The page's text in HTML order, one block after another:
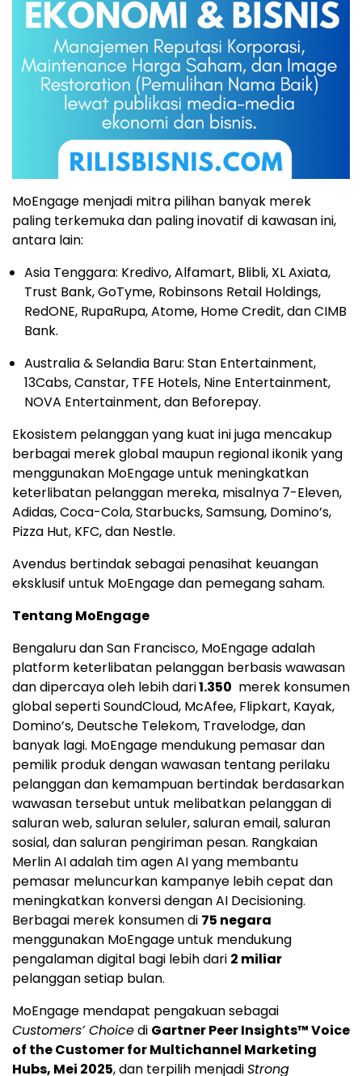
MoEngage menjadi mitra pilihan banyak merek
paling terkemuka dan paling inovatif di kawasan ini,
antara lain:
Asia Tenggara: Kredivo, Alfamart, Blibli, XL Axiata,
Trust Bank, GoTyme, Robinsons Retail Holdings,
RedONE, RupaRupa, Atome, Home Credit, dan CIMB
Bank.
Australia&Selandia Baru: Stan Entertainment,
13Cabs, Canstar, TFE Hotels, Nine Entertainment,
NOVA Entertainment, dan Beforepay.
Ekosistem pelanggan yang kuat ini juga mencakup
berbagai merek global maupun regional ikonik yang
menggunakan MoEngage untuk meningkatkan
keterlibatan pelanggan mereka, misalnya 7-Eleven,
Adidas, Coca-Cola, Starbucks, Samsung, Domino’s,
Pizza Hut, KFC, dan Nestle.
Avendus bertindak sebagai penasihat keuangan
eksklusif untuk MoEngage dan pemegang saham.
Tentang MoEngage
Bengaluru danSan Francisco, MoEngage adalah
platform keterlibatan pelanggan berbasis wawasan
dan dipercaya oleh lebih dari1.350 merek konsumen
global seperti SoundCloud, McAfee, Flipkart, Kayak,
Domino’s, Deutsche Telekom, Travelodge, dan
banyak lagi. MoEngage mendukung pemasar dan
pemilik produk dengan wawasan tentang perilaku
pelanggan dan kemampuan bertindak berdasarkan
wawasan tersebut untuk melibatkan pelanggan di
saluran web, saluran seluler, saluran email, saluran
sosial, dan saluran pengiriman pesan. Rangkaian
Merlin AI adalah tim agen AI yang membantu
pemasar meluncurkan kampanye lebih cepat dan
meningkatkan konversi dengan AI Decisioning.
Berbagai merek konsumen di 75 negara
menggunakan MoEngage untuk mendukung
pengalaman digital bagi lebih dari 2 miliar
pelanggan setiap bulan.
MoEngage mendapat pengakuan sebagai
Customers’ Choicedi Gartner Peer Insights™ Voice
of the Customer for Multichannel Marketing
Hubs, Mei 2025, dan terpilih menjadiStrong